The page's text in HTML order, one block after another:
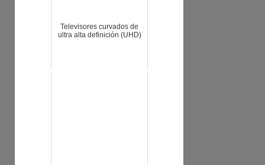
Televisores curvados de
ultra alta definición (UHD)